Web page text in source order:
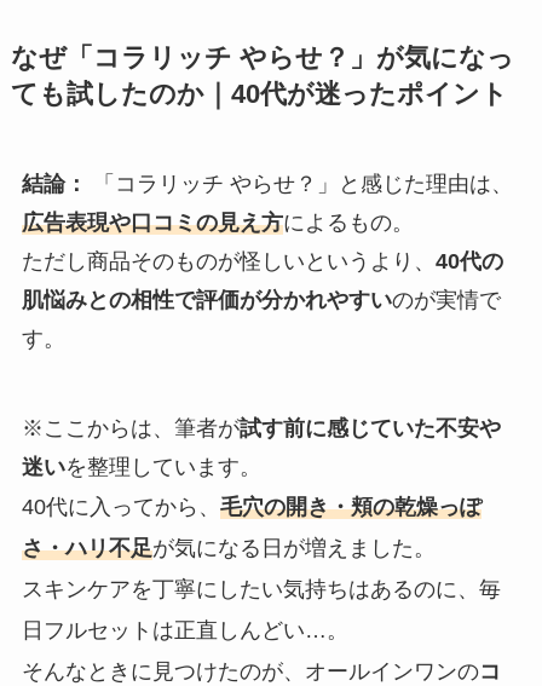
なぜ「コラリッチ やらせ？」が気になっ
ても試したのか｜40代が迷ったポイント
結論：
「コラリッチ やらせ？」と感じた理由は、
広告表現や口コミの見え方によるもの。
ただし商品そのものが怪しいというより、 40代の
肌悩みとの相性で評価が分かれやすいのが実情で
す。
※ここからは、筆者が試す前に感じていた不安や
迷いを整理しています。
40代に入ってから、 毛穴の開き・頬の乾燥っぽ
さ・ハリ不足が気になる日が増えました。
スキンケアを丁寧にしたい気持ちはあるのに、毎
日フルセットは正直しんどい…。
そんなときに見つけたのが、オールインワンのコ